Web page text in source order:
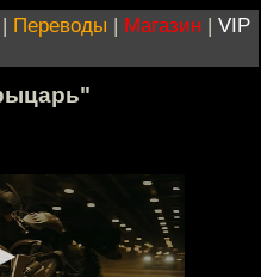
| Переводы | Магазин | VIP